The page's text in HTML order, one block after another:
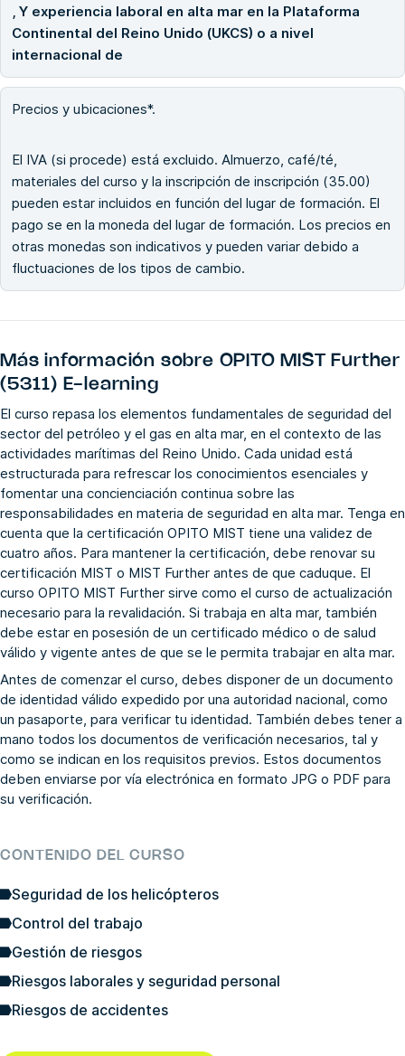
, Y experiencia laboral en alta mar en la Plataforma
Continental del Reino Unido (UKCS) o a nivel
internacional de
Precios y ubicaciones*.
El IVA (si procede) está excluido. Almuerzo, café/té,
materiales del curso y la inscripción de inscripción (35.00)
pueden estar incluidos en función del lugar de formación. El
pago se en la moneda del lugar de formación. Los precios en
otras monedas son indicativos y pueden variar debido a
fluctuaciones de los tipos de cambio.
Más información sobre OPITO MIST Further
(5311) E-learning
El curso repasa los elementos fundamentales de seguridad del
sector del petróleo y el gas en alta mar, en el contexto de las
actividades marítimas del Reino Unido. Cada unidad está
estructurada para refrescar los conocimientos esenciales y
fomentar una concienciación continua sobre las
responsabilidades en materia de seguridad en alta mar. Tenga en
cuenta que la certificación OPITO MIST tiene una validez de
cuatro años. Para mantener la certificación, debe renovar su
certificación MIST o MIST Further antes de que caduque. El
curso OPITO MIST Further sirve como el curso de actualización
necesario para la revalidación. Si trabaja en alta mar, también
debe estar en posesión de un certificado médico o de salud
válido y vigente antes de que se le permita trabajar en alta mar.
Antes de comenzar el curso, debes disponer de un documento
de identidad válido expedido por una autoridad nacional, como
un pasaporte, para verificar tu identidad. También debes tener a
mano todos los documentos de verificación necesarios, tal y
como se indican en los requisitos previos. Estos documentos
deben enviarse por vía electrónica en formato JPG o PDF para
su verificación.
CONTENIDO DEL CURSO
Seguridad de los helicópteros
Control del trabajo
Gestión de riesgos
Riesgos laborales y seguridad personal
Riesgos de accidentes